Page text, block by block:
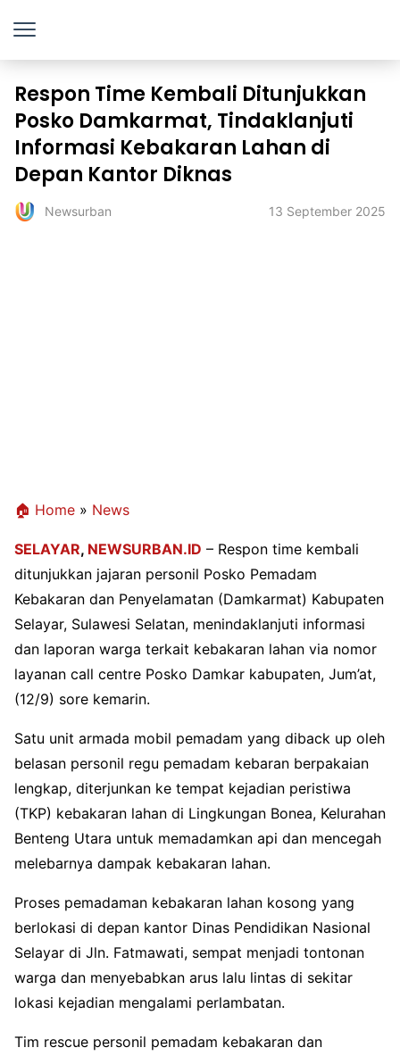
Respon Time Kembali Ditunjukkan
Posko Damkarmat, Tindaklanjuti
Informasi Kebakaran Lahan di
Depan Kantor Diknas
Newsurban 13 September 2025
🏠 Home » News
SELAYAR, NEWSURBAN.ID – Respon time kembali
ditunjukkan jajaran personil Posko Pemadam
Kebakaran dan Penyelamatan (Damkarmat) Kabupaten
Selayar, Sulawesi Selatan, menindaklanjuti informasi
dan laporan warga terkait kebakaran lahan via nomor
layanan call centre Posko Damkar kabupaten, Jum’at,
(12/9) sore kemarin.
Satu unit armada mobil pemadam yang diback up oleh
belasan personil regu pemadam kebaran berpakaian
lengkap, diterjunkan ke tempat kejadian peristiwa
(TKP) kebakaran lahan di Lingkungan Bonea, Kelurahan
Benteng Utara untuk memadamkan api dan mencegah
melebarnya dampak kebakaran lahan.
Proses pemadaman kebakaran lahan kosong yang
berlokasi di depan kantor Dinas Pendidikan Nasional
Selayar di Jln. Fatmawati, sempat menjadi tontonan
warga dan menyebabkan arus lalu lintas di sekitar
lokasi kejadian mengalami perlambatan.
Tim rescue personil pemadam kebakaran dan